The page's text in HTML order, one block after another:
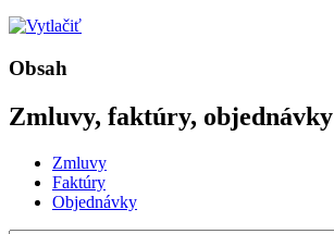
Obsah
Zmluvy, faktúry, objednávky
Zmluvy
Faktúry
Objednávky